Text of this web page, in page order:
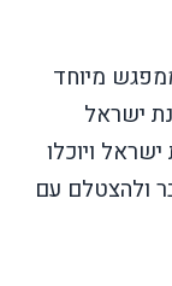
מיוחד
ישראל
ויוכלו
ולהצטלם עם